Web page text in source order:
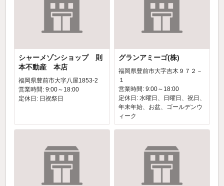
シャーメゾンショップ 則
本不動産 本店
福岡県豊前市大字八屋1853-2
営業時間: 9:00～18:00
定休日: 日祝祭日
グランアミーゴ(株)
福岡県豊前市大字吉木９７２－
１
営業時間: 9:00～18:00
定休日: 水曜日、日曜日、祝日、
年末年始、お盆、ゴールデンウ
ィーク